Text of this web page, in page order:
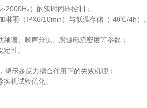
2000Hz）的实时闭环控制；
淋雨（IPX6/10min）与低温存储（-40℃/4h）。
谱、噪声分贝、腐蚀电流密度等参数；
性。
示多应力耦合作用下的失效机理；
机试验优化。